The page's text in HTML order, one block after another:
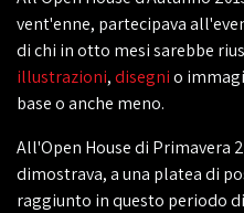
vent'enne, partecipava
di chi in otto mesi sarebbe
illustrazioni,disegnio
base o anche meno.
All'Open House di Primavera
dimostrava, a una platea di
raggiunto in questo periodo